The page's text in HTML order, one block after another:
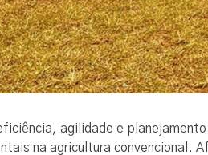
agilidade e
na agricultura convencional.